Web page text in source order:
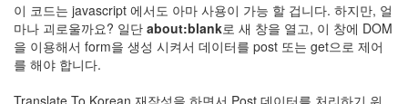
이 코드는 javascript 에서도 아마 사용이 가능 할 겁니다. 하지만, 얼
마나 괴로울까요? 일단 about:blank로 새 창을 열고, 이 창에 DOM
을 이용해서 form을 생성 시켜서 데이터를 post 또는 get으로 제어
를 해야 합니다.
Translate To Korean 재작성을 하면서 Post 데이터를 처리하기 위
Notices